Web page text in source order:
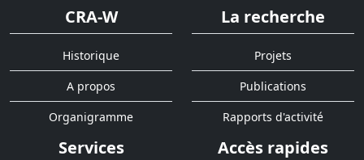
CRA-W
Historique
A propos
Organigramme
La recherche
Projets
Publications
Rapports d'activité
Services Accès rapides